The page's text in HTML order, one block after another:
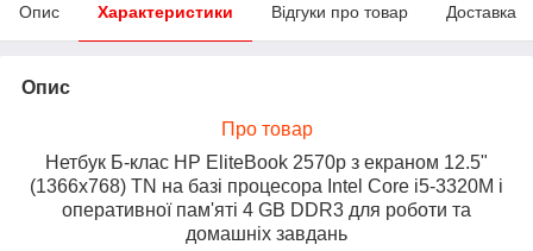
Опис Характеристики Відгуки про товар Доставка
Опис
Про товар
Нетбук Б-клас HP EliteBook 2570p з екраном 12.5"
(1366x768) TN на базі процесора Intel Core i5-3320M і
оперативної пам'яті 4 GB DDR3 для роботи та
домашніх завдань